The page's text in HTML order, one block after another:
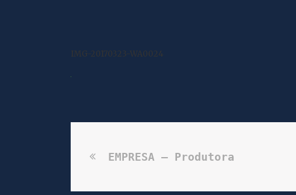
IMG-20170323-WA0024
EMPRESA – Produtora